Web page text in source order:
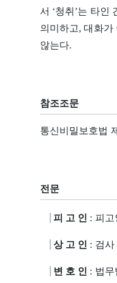
서 ‘청취’는 타인
의미하고, 대화가
않는다.
참조조문
통신비밀보호법
전문
피 고 인 : 피고
상 고 인 : 검사
변 호 인 : 법무